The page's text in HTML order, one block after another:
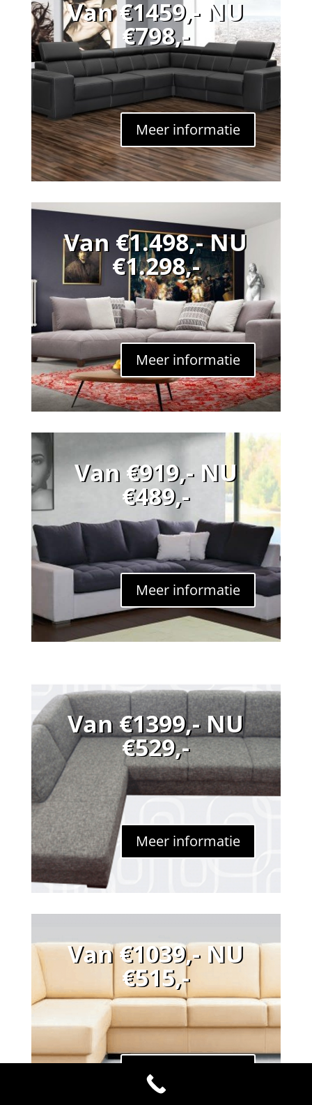
Van €1459,- NU
€798,-
Meer informatie
Van €1.498,- NU
€1.298,-
Meer informatie
Van €919,- NU
€489,-
Meer informatie
Van €1399,- NU
€529,-
Meer informatie
Van €1039,- NU
€515,-
Meer informatie